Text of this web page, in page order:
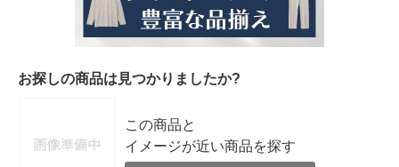
お探しの商品は見つかりましたか?
この商品と
イメージが近い商品を探す